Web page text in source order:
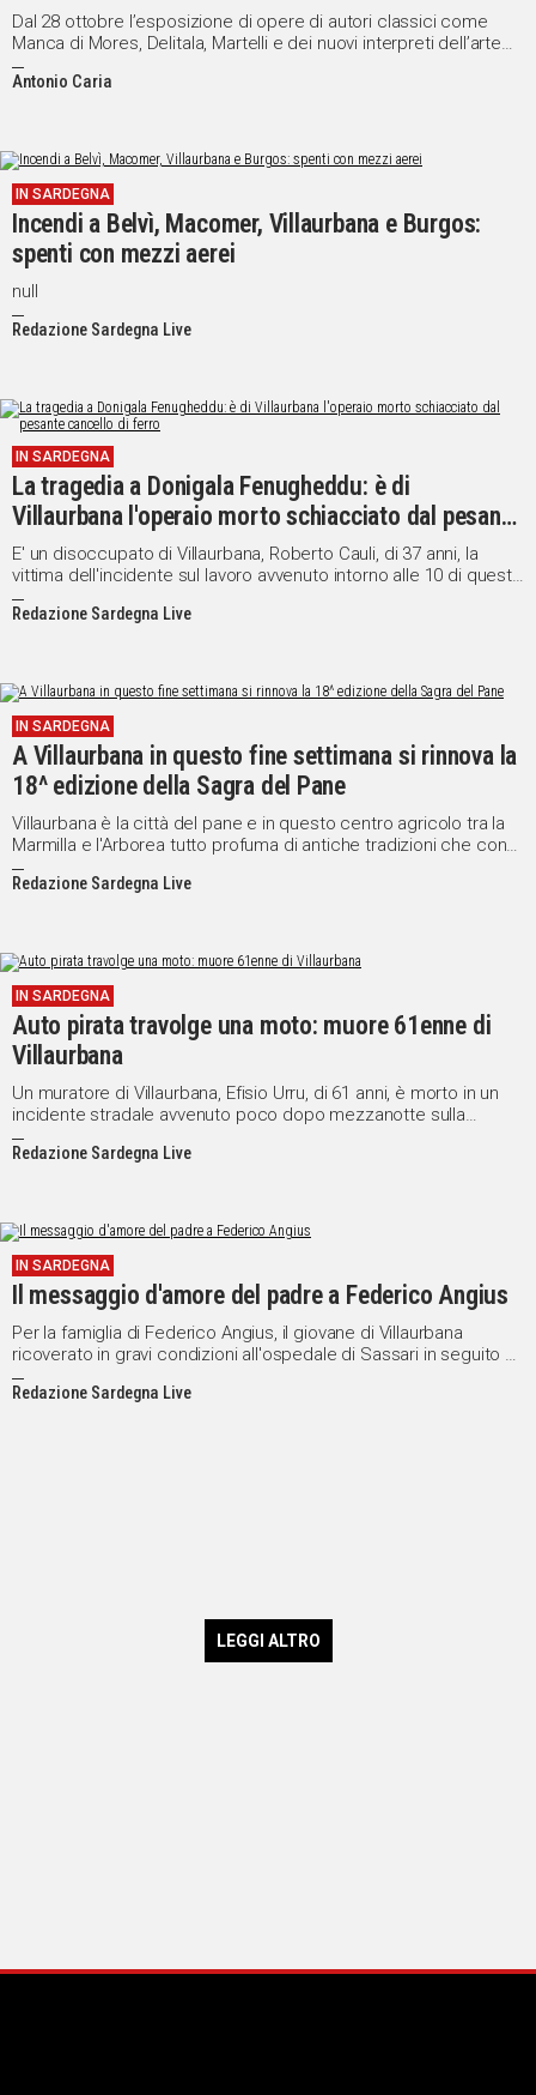
Dal 28 ottobre l’esposizione di opere di autori classici come
Manca di Mores, Delitala, Martelli e dei nuovi interpreti dell’arte
contemporanea nella pregevole collezione Mameli.
Antonio Caria
IN SARDEGNA
Incendi a Belvì, Macomer, Villaurbana e Burgos:
spenti con mezzi aerei
null
Redazione Sardegna Live
IN SARDEGNA
La tragedia a Donigala Fenugheddu: è di
Villaurbana l'operaio morto schiacciato dal pesante
cancello di ferro
E' un disoccupato di Villaurbana, Roberto Cauli, di 37 anni, la
vittima dell'incidente sul lavoro avvenuto intorno alle 10 di questa
mattina in una villa di campagna sulla Statale 292 a poco più di
un chilometro dall'abitato di Donigala Fenugheddu.
Redazione Sardegna Live
IN SARDEGNA
A Villaurbana in questo fine settimana si rinnova la
18^ edizione della Sagra del Pane
Villaurbana è la città del pane e in questo centro agricolo tra la
Marmilla e l'Arborea tutto profuma di antiche tradizioni che con
orgoglio vengono valorizzate e tramandate. Al pane prodotto
con ereditata esperienza il paese dedica una sagra che in
Redazione Sardegna Live
IN SARDEGNA
Auto pirata travolge una moto: muore 61enne di
Villaurbana
Un muratore di Villaurbana, Efisio Urru, di 61 anni, è morto in un
incidente stradale avvenuto poco dopo mezzanotte sulla
Statale 388 nel territorio di Simaxis. La moto sulla quale
viaggiava assieme alla moglie è stata travolta da un'auto che non
Redazione Sardegna Live
IN SARDEGNA
Il messaggio d'amore del padre a Federico Angius
Per la famiglia di Federico Angius, il giovane di Villaurbana
ricoverato in gravi condizioni all'ospedale di Sassari in seguito a
un terribile incidente stradale, queste sono ore di lunga attesa e
di speranza.
Redazione Sardegna Live
LEGGI ALTRO